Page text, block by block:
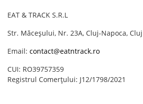
EAT & TRACK S.R.L
Str. Măceșului, Nr. 23A, Cluj-Napoca, Cluj
Email: contact@eatntrack.ro
CUI: RO39757359
Registrul Comerțului: J12/1798/2021